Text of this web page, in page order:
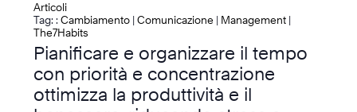
Articoli
Tag: : Cambiamento |Comunicazione | Management |
The7Habits
Pianificare e organizzare il tempo
con priorità e concentrazione
ottimizza la produttività e il